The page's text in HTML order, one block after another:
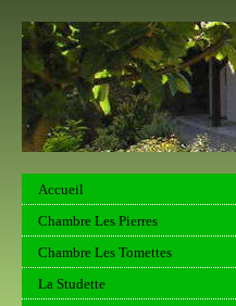
Accueil
Chambre Les Pierres
Chambre Les Tomettes
La Studette